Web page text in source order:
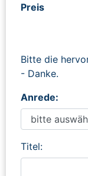
Preis
Bitte die
- Danke.
Anrede:
Titel: